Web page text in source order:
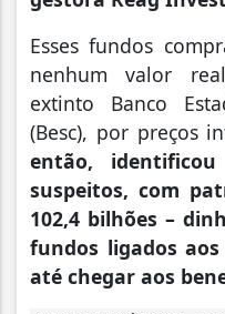
Esses fundos
nenhum valor
extinto Banco
(Besc), por preços
então,
suspeitos, com
102,4 bilhões –
fundos ligados
até chegar aos